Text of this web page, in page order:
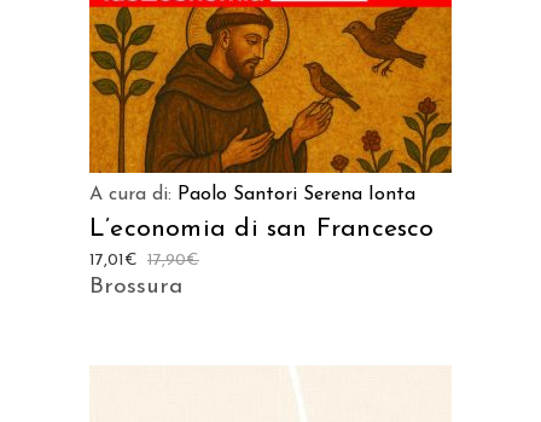
A cura di: Paolo Santori Serena Ionta
L’economia di san Francesco
17,90€
17,01 €
Brossura